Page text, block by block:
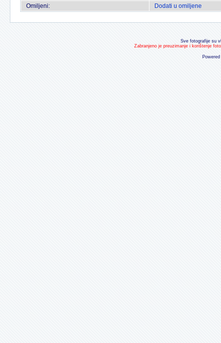
Omiljeni:
Dodati u omiljene
Sve fotografije su
Zabranjeno je preuzimanje i korištenje